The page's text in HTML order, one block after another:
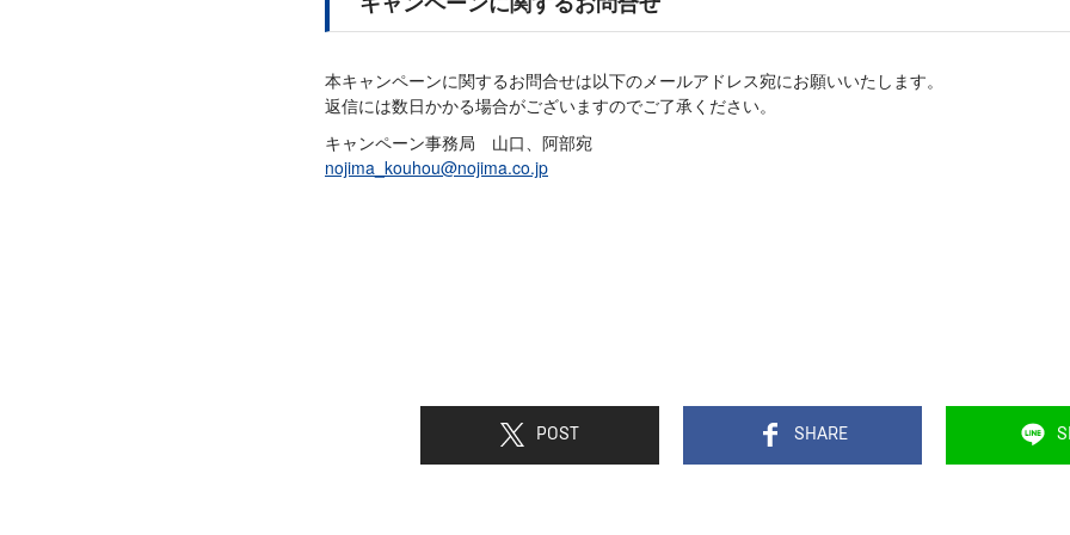
本キャンペーンに関するお問合せは以下のメールアドレス宛にお願いいたします。
返信には数日かかる場合がございますのでご了承ください。
キャンペーン事務局 山口、阿部宛
nojima_kouhou@nojima.co.jp
POST SHARE